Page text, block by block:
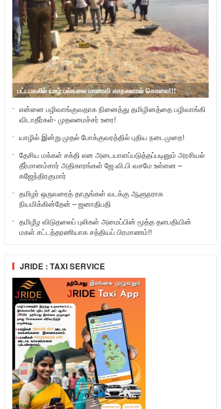
பட்டபகலில் யாழ்.பல்கலை மாணவி காதலனால் கொலை!!!
என்னை பழிவாங்குவதாக நினைத்து தமிழினத்தை பழிவாங்கி
விடாதீர்கள்- முதலமைச்சர் உரை!
யாழில் இன்று முதல் போக்குவரத்தில் புதிய நடைமுறை!
தேசிய மக்கள் சக்தி என அடையாளப்படுத்தப்படினும் அரசியல்
தீர்மானம்சார் அதிகாரங்கள் ஜே.வி.பி வசமே உள்ளன –
கஜேந்திரகுமார்
தமிழர் ஒருவரைத் தாருங்கள் வடக்கு ஆளுநராக
நியமிக்கின்றேன் – ஜனாதிபதி
தமிழீழ விடுதலைப் புலிகள் அமைப்பின் மூத்த தளபதியின்
மகள் சட்டத்தரணியாக சத்தியப் பிரமாணம்!!
JRIDE : TAXI SERVICE